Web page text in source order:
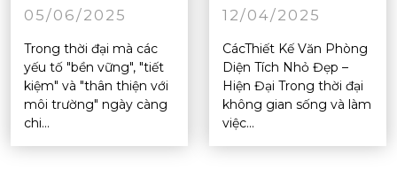
05/06/2025
Trong thời đại mà các
yếu tố "bền vững", "tiết
kiệm" và "thân thiện với
môi trường" ngày càng
chi...
12/04/2025
CácThiết Kế Văn Phòng
Diện Tích Nhỏ Đẹp –
Hiện Đại Trong thời đại
không gian sống và làm
việc...